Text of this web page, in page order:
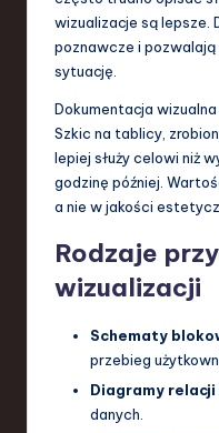
wizualizacje są lepsze.
poznawcze i pozwalają
sytuację.
Dokumentacja wizualna
Szkic na tablicy,
lepiej służy celowi niż
godzinę później.
a nie w jakości
Rodzaje
wizualizacji
Schematy
przebieg
Diagramy relacji
danych.